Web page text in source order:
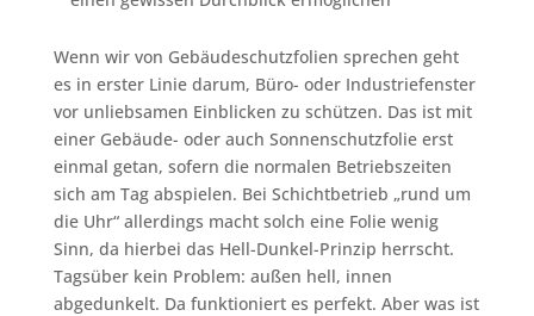
Wenn wir von Gebäudeschutzfolien sprechen geht
es in erster Linie darum, Büro- oder Industriefenster
vor unliebsamen Einblicken zu schützen. Das ist mit
einer Gebäude- oder auch Sonnenschutzfolie erst
einmal getan, sofern die normalen Betriebszeiten
sich am Tag abspielen. Bei Schichtbetrieb „rund um
die Uhr“ allerdings macht solch eine Folie wenig
Sinn, da hierbei das Hell-Dunkel-Prinzip herrscht.
Tagsüber kein Problem: außen hell, innen
abgedunkelt. Da funktioniert es perfekt. Aber was ist